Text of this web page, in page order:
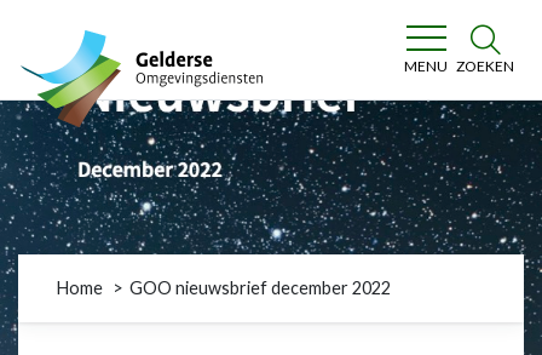
Gelderse Omgevingsdiensten
MENU ZOEKEN
Home GOO nieuwsbrief december 2022